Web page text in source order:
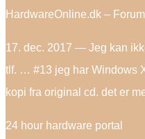
HardwareOnline.dk –
17. dec. 2017 — Jeg kan
tlf. … #13 jeg har Windows
kopi fra original cd. det er
24 hour hardware portal